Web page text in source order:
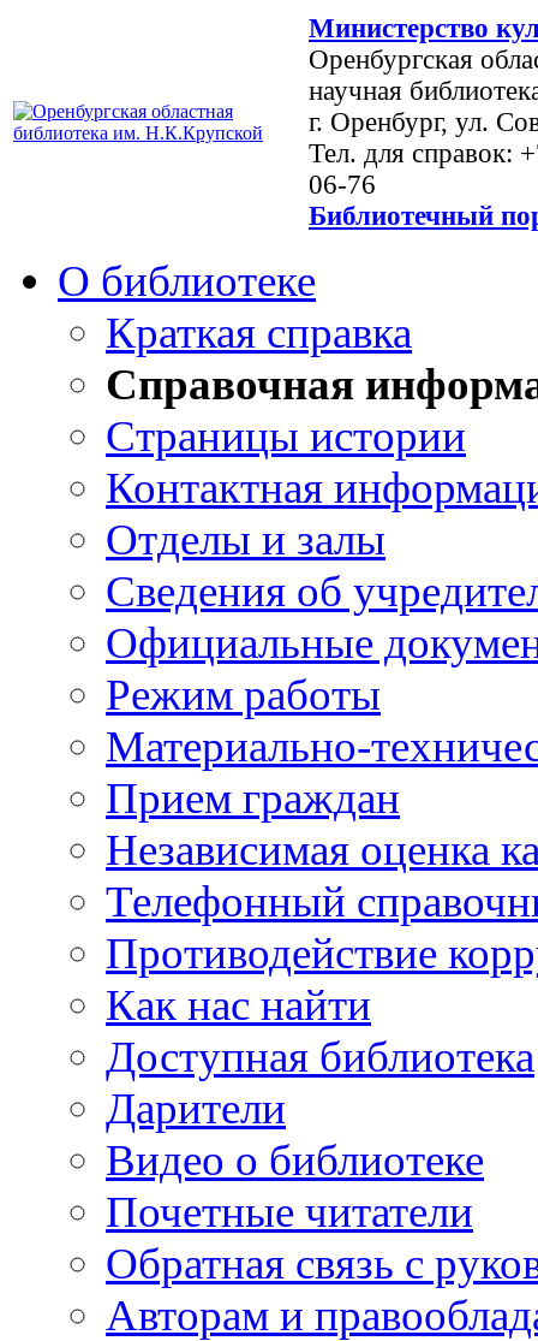
Министерство
Оренбургская
научная
г. Оренбург, ул.
Тел. для справок:
06-76
Библиотечный
О библиотеке
Краткая справка
Справочная
Страницы истории
Контактная
Отделы и залы
Сведения об
Официальные
Режим работы
Материально-
Прием граждан
Независимая оценка
Телефонный
Противодействие
Как нас найти
Доступная библиотека
Дарители
Видео о библиотеке
Почетные читатели
Обратная связь с
Авторам и